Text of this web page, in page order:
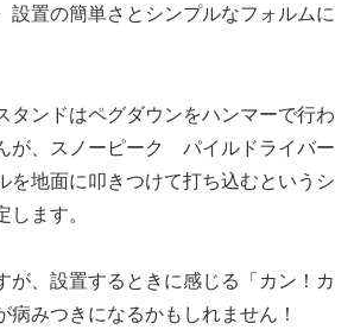
設置の簡単さとシンプルなフォルムに
タンドはペグダウンをハンマーで行わ
が、スノーピーク パイルドライバー
を地面に叩きつけて打ち込むというシ
します。
が、設置するときに感じる「カン！カ
病みつきになるかもしれません！